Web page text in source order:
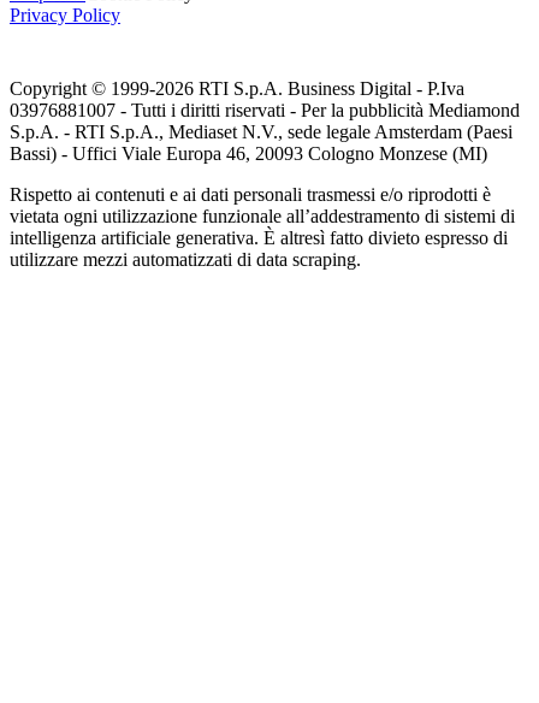
Privacy Policy
Copyright © 1999-2026 RTI S.p.A. Business Digital - P.Iva
03976881007 - Tutti i diritti riservati - Per la pubblicità Mediamond
S.p.A. - RTI S.p.A., Mediaset N.V., sede legale Amsterdam (Paesi
Bassi) - Uffici Viale Europa 46, 20093 Cologno Monzese (MI)
Rispetto ai contenuti e ai dati personali trasmessi e/o riprodotti è
vietata ogni utilizzazione funzionale all’addestramento di sistemi di
intelligenza artificiale generativa. È altresì fatto divieto espresso di
utilizzare mezzi automatizzati di data scraping.